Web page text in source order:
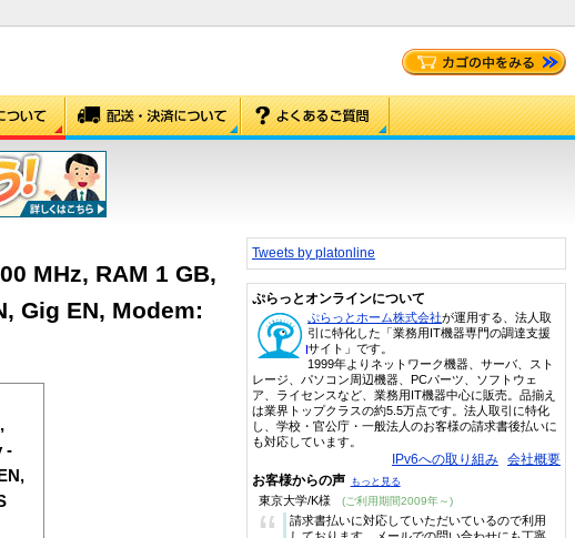
MHz, RAM 1 GB,
Gig EN, Modem:
-
Tweets by platonline
ぷらっとオンラインについて
ぷらっとホーム株式会社が運用する、法人取
引に特化した「業務用IT機器専門の調達支援
サイト」です。
1999年よりネットワーク機器、サーバ、スト
レージ、パソコン周辺機器、PCパーツ、ソフトウェ
ア、ライセンスなど、業務用IT機器中心に販売。品揃え
は業界トップクラスの約5.5万点です。法人取引に特化
し、学校・官公庁・一般法人のお客様の請求書後払いに
も対応しています。
IPv6への取り組み 会社概要
お客様からの声 もっと見る
東京大学/K様 (ご利用期間2009年～)
請求書払いに対応していただいているので利用